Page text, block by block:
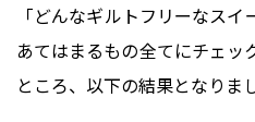
「どんなギルトフリーなスイ
あてはまるもの全てにチェッ
ところ、以下の結果となりま